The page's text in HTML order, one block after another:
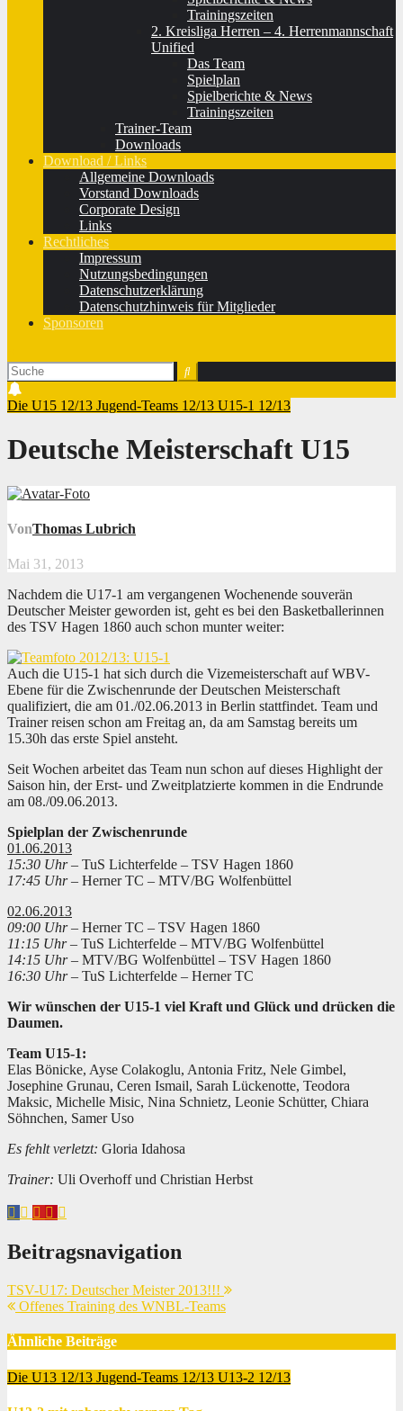
Trainingszeiten
2. Kreisliga Herren – 4. Herrenmannschaft
Unified
Das Team
Spielplan
Spielberichte & News
Trainingszeiten
Trainer-Team
Downloads
Download / Links
Allgemeine Downloads
Vorstand Downloads
Corporate Design
Links
Rechtliches
Impressum
Nutzungsbedingungen
Datenschutzerklärung
Datenschutzhinweis für Mitglieder
Sponsoren
Die U15 12/13 Jugend-Teams 12/13 U15-1 12/13
Deutsche Meisterschaft U15
VonThomas Lubrich
Mai 31, 2013
Nachdem die U17-1 am vergangenen Wochenende souverän
Deutscher Meister geworden ist, geht es bei den Basketballerinnen
des TSV Hagen 1860 auch schon munter weiter:
Auch die U15-1 hat sich durch die Vizemeisterschaft auf WBV-
Ebene für die Zwischenrunde der Deutschen Meisterschaft
qualifiziert, die am 01./02.06.2013 in Berlin stattfindet. Team und
Trainer reisen schon am Freitag an, da am Samstag bereits um
15.30h das erste Spiel ansteht.
Seit Wochen arbeitet das Team nun schon auf dieses Highlight der
Saison hin, der Erst- und Zweitplatzierte kommen in die Endrunde
am 08./09.06.2013.
Spielplan der Zwischenrunde
01.06.2013
15:30 Uhr– TuS Lichterfelde – TSV Hagen 1860
17:45 Uhr– Herner TC – MTV/BG Wolfenbüttel
02.06.2013
09:00 Uhr– Herner TC – TSV Hagen 1860
11:15 Uhr– TuS Lichterfelde – MTV/BG Wolfenbüttel
14:15 Uhr– MTV/BG Wolfenbüttel – TSV Hagen 1860
16:30 Uhr– TuS Lichterfelde – Herner TC
Wir wünschen der U15-1 viel Kraft und Glück und drücken die
Daumen.
Team U15-1:
Elas Bönicke, Ayse Colakoglu, Antonia Fritz, Nele Gimbel,
Josephine Grunau, Ceren Ismail, Sarah Lückenotte, Teodora
Maksic, Michelle Misic, Nina Schnietz, Leonie Schütter, Chiara
Söhnchen, Samer Uso
Es fehlt verletzt: Gloria Idahosa
Trainer: Uli Overhoff und Christian Herbst
Beitragsnavigation
TSV-U17: Deutscher Meister 2013!!!
Offenes Training des WNBL-Teams
Ähnliche Beiträge
Die U13 12/13 Jugend-Teams 12/13 U13-2 12/13